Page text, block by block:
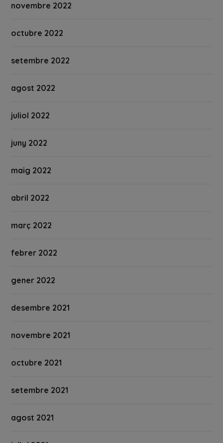
novembre 2022
octubre 2022
setembre 2022
agost 2022
juliol 2022
juny 2022
maig 2022
abril 2022
març 2022
febrer 2022
gener 2022
desembre 2021
novembre 2021
octubre 2021
setembre 2021
agost 2021